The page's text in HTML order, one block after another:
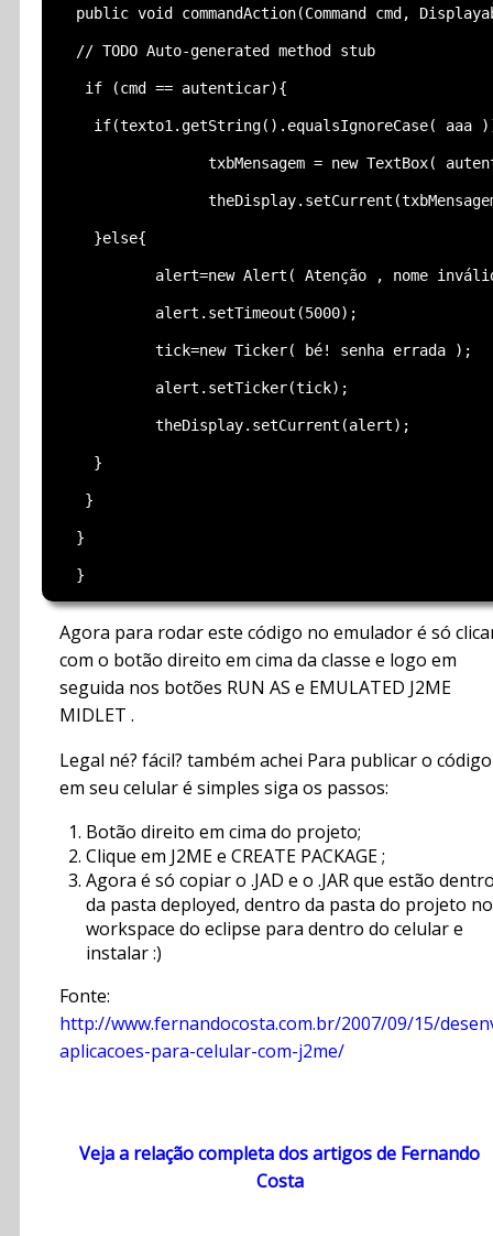
public void commandAction(Command cmd,
  // TODO Auto-generated method stub
   if (cmd == autenticar){
if(texto1.getString().equalsIgnoreCase( aaa
txbMensagem = new TextBox(
    }else{
alert=new Alert( Atenção , nome
           alert.setTimeout(5000);
           tick=new Ticker( bé! senha errada );
           alert.setTicker(tick);
           theDisplay.setCurrent(alert);
    }
   }
  }
Agora para rodar este código no emulador é só
com o botão direito em cima da classe e logo em
seguida nos botões RUN AS e EMULATED J2ME
MIDLET .
Legal né? fácil? também achei Para publicar o código
em seu celular é simples siga os passos:
Botão direito em cima do projeto;
Clique em J2ME e CREATE PACKAGE ;
Agora é só copiar o .JAD e o .JAR que estão
da pasta deployed, dentro da pasta do projeto no
workspace do eclipse para dentro do celular e
instalar :)
Fonte:
http://www.fernandocosta.com.br/2007/09/15/
aplicacoes-para-celular-com-j2me/
Veja a relação completa dos artigos de Fernando
Costa